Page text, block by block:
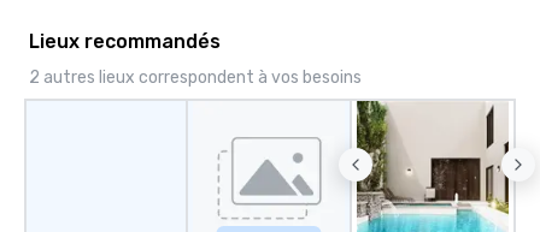
Lieux recommandés
2 autres lieux correspondent à vos besoins